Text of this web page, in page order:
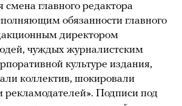
смена главного редактора
обязанности главного
директором
чуждых журналистским
культуре издания,
коллектив, шокировали
Подписи под